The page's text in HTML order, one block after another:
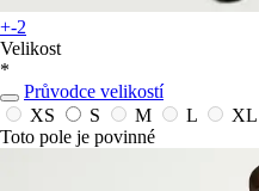
+-2
Velikost
*
Průvodce velikostí
XS
S M L XL
Toto pole je povinné